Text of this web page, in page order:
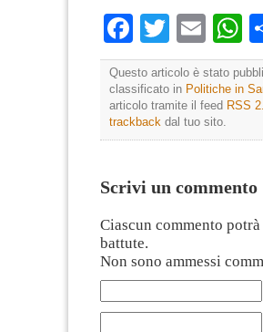
Facebook
Twitter
Questo articolo è stato
classificato in Politiche in
articolo tramite il feed RSS
trackback dal tuo sito.
Scrivi un commento
Ciascun commento
battute.
Non sono ammessi